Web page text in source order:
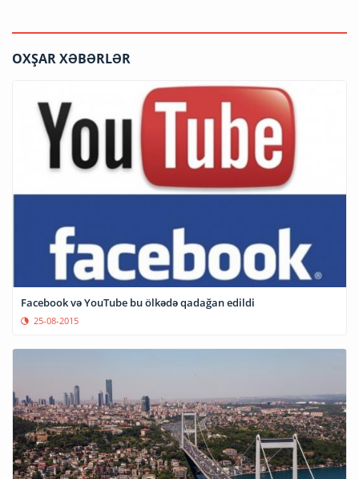
OXŞAR XƏBƏRLƏR
Facebook və YouTube bu ölkədə qadağan edildi
25-08-2015